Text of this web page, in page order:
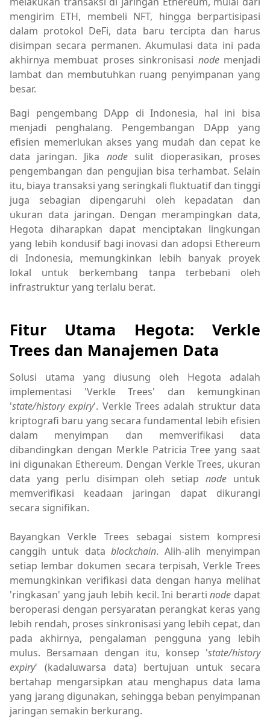
mengirim ETH, membeli NFT, hingga berpartisipasi
dalam protokol DeFi, data baru tercipta dan harus
disimpan secara permanen. Akumulasi data ini pada
akhirnya membuat proses sinkronisasi nodemenjadi
lambat dan membutuhkan ruang penyimpanan yang
besar.
Bagi pengembang DApp di Indonesia, hal ini bisa
menjadi penghalang. Pengembangan DApp yang
efisien memerlukan akses yang mudah dan cepat ke
data jaringan. Jika nodesulit dioperasikan, proses
pengembangan dan pengujian bisa terhambat. Selain
itu, biaya transaksi yang seringkali fluktuatif dan tinggi
juga sebagian dipengaruhi oleh kepadatan dan
ukuran data jaringan. Dengan merampingkan data,
Hegota diharapkan dapat menciptakan lingkungan
yang lebih kondusif bagi inovasi dan adopsi Ethereum
di Indonesia, memungkinkan lebih banyak proyek
lokal untuk berkembang tanpa terbebani oleh
infrastruktur yang terlalu berat.
Fitur Utama Hegota: Verkle
Trees dan Manajemen Data
Solusi utama yang diusung oleh Hegota adalah
implementasi 'Verkle Trees' dan kemungkinan
'state/history expiry'. Verkle Trees adalah struktur data
kriptografi baru yang secara fundamental lebih efisien
dalam menyimpan dan memverifikasi data
dibandingkan dengan Merkle Patricia Tree yang saat
ini digunakan Ethereum. Dengan Verkle Trees, ukuran
data yang perlu disimpan oleh setiapnode untuk
memverifikasi keadaan jaringan dapat dikurangi
secara signifikan.
Bayangkan Verkle Trees sebagai sistem kompresi
canggih untuk datablockchain. Alih-alih menyimpan
setiap lembar dokumen secara terpisah, Verkle Trees
memungkinkan verifikasi data dengan hanya melihat
'ringkasan' yang jauh lebih kecil. Ini berartinode dapat
beroperasi dengan persyaratan perangkat keras yang
lebih rendah, proses sinkronisasi yang lebih cepat, dan
pada akhirnya, pengalaman pengguna yang lebih
mulus. Bersamaan dengan itu, konsep 'state/history
expiry' (kadaluwarsa data) bertujuan untuk secara
bertahap mengarsipkan atau menghapus data lama
yang jarang digunakan, sehingga beban penyimpanan
jaringan semakin berkurang.